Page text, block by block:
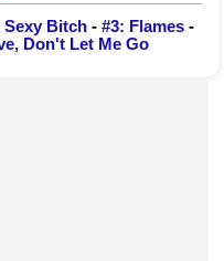
Sexy Bitch - #3: Flames -
Don't Let Me Go